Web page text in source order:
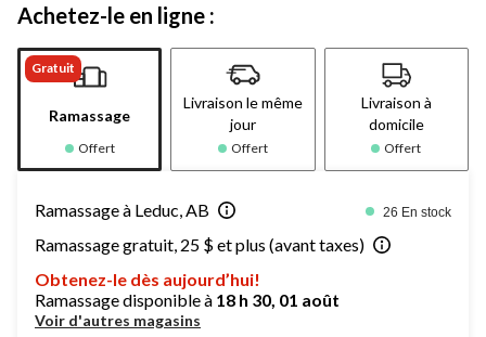
Achetez-le en ligne :
Gratuit
Ramassage
Offert
Livraison le même
jour
Offert
Livraison à
domicile
Offert
Ramassage à Leduc, AB 26 En stock
Ramassage gratuit, 25 $ et plus (avant taxes)
Obtenez-le dès aujourd’hui!
Ramassage disponible à 18 h 30, 01 août
Voir d'autres magasins